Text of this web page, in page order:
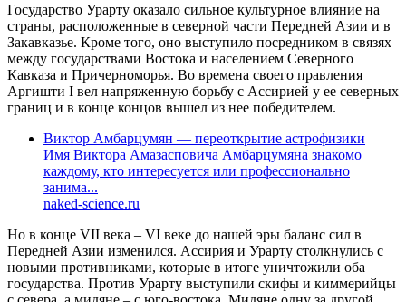
Государство Урарту оказало сильное культурное влияние на
страны, расположенные в северной части Передней Азии и в
Закавказье. Кроме того, оно выступило посредником в связях
между государствами Востока и населением Северного
Кавказа и Причерноморья. Во времена своего правления
Аргишти I вел напряженную борьбу с Ассирией у ее северных
границ и в конце концов вышел из нее победителем.
Виктор Амбарцумян — переоткрытие астрофизики
Имя Виктора Амазасповича Амбарцумяна знакомо
каждому, кто интересуется или профессионально
занима...
naked-science.ru
Но в конце VII века – VI веке до нашей эры баланс сил в
Передней Азии изменился. Ассирия и Урарту столкнулись с
новыми противниками, которые в итоге уничтожили оба
государства. Против Урарту выступили скифы и киммерийцы